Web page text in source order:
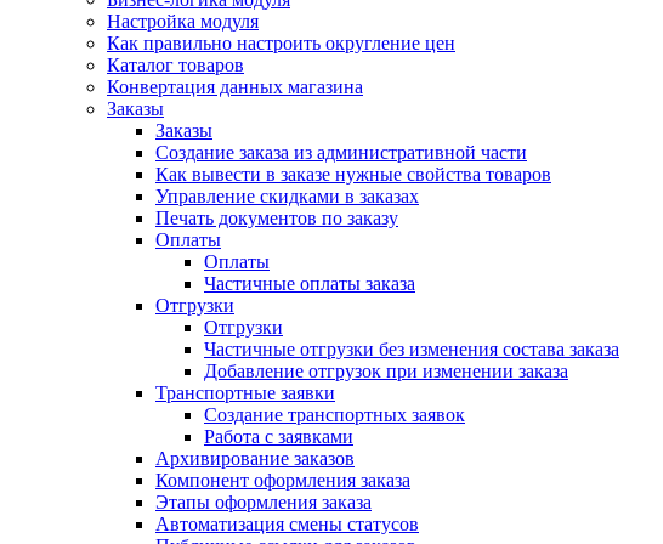
Настройка модуля
Как правильно настроить округление цен
Каталог товаров
Конвертация данных магазина
Заказы
Заказы
Создание заказа из административной части
Как вывести в заказе нужные свойства товаров
Управление скидками в заказах
Печать документов по заказу
Оплаты
Оплаты
Частичные оплаты заказа
Отгрузки
Отгрузки
Частичные отгрузки без изменения состава заказа
Добавление отгрузок при изменении заказа
Транспортные заявки
Создание транспортных заявок
Работа с заявками
Архивирование заказов
Компонент оформления заказа
Этапы оформления заказа
Автоматизация смены статусов